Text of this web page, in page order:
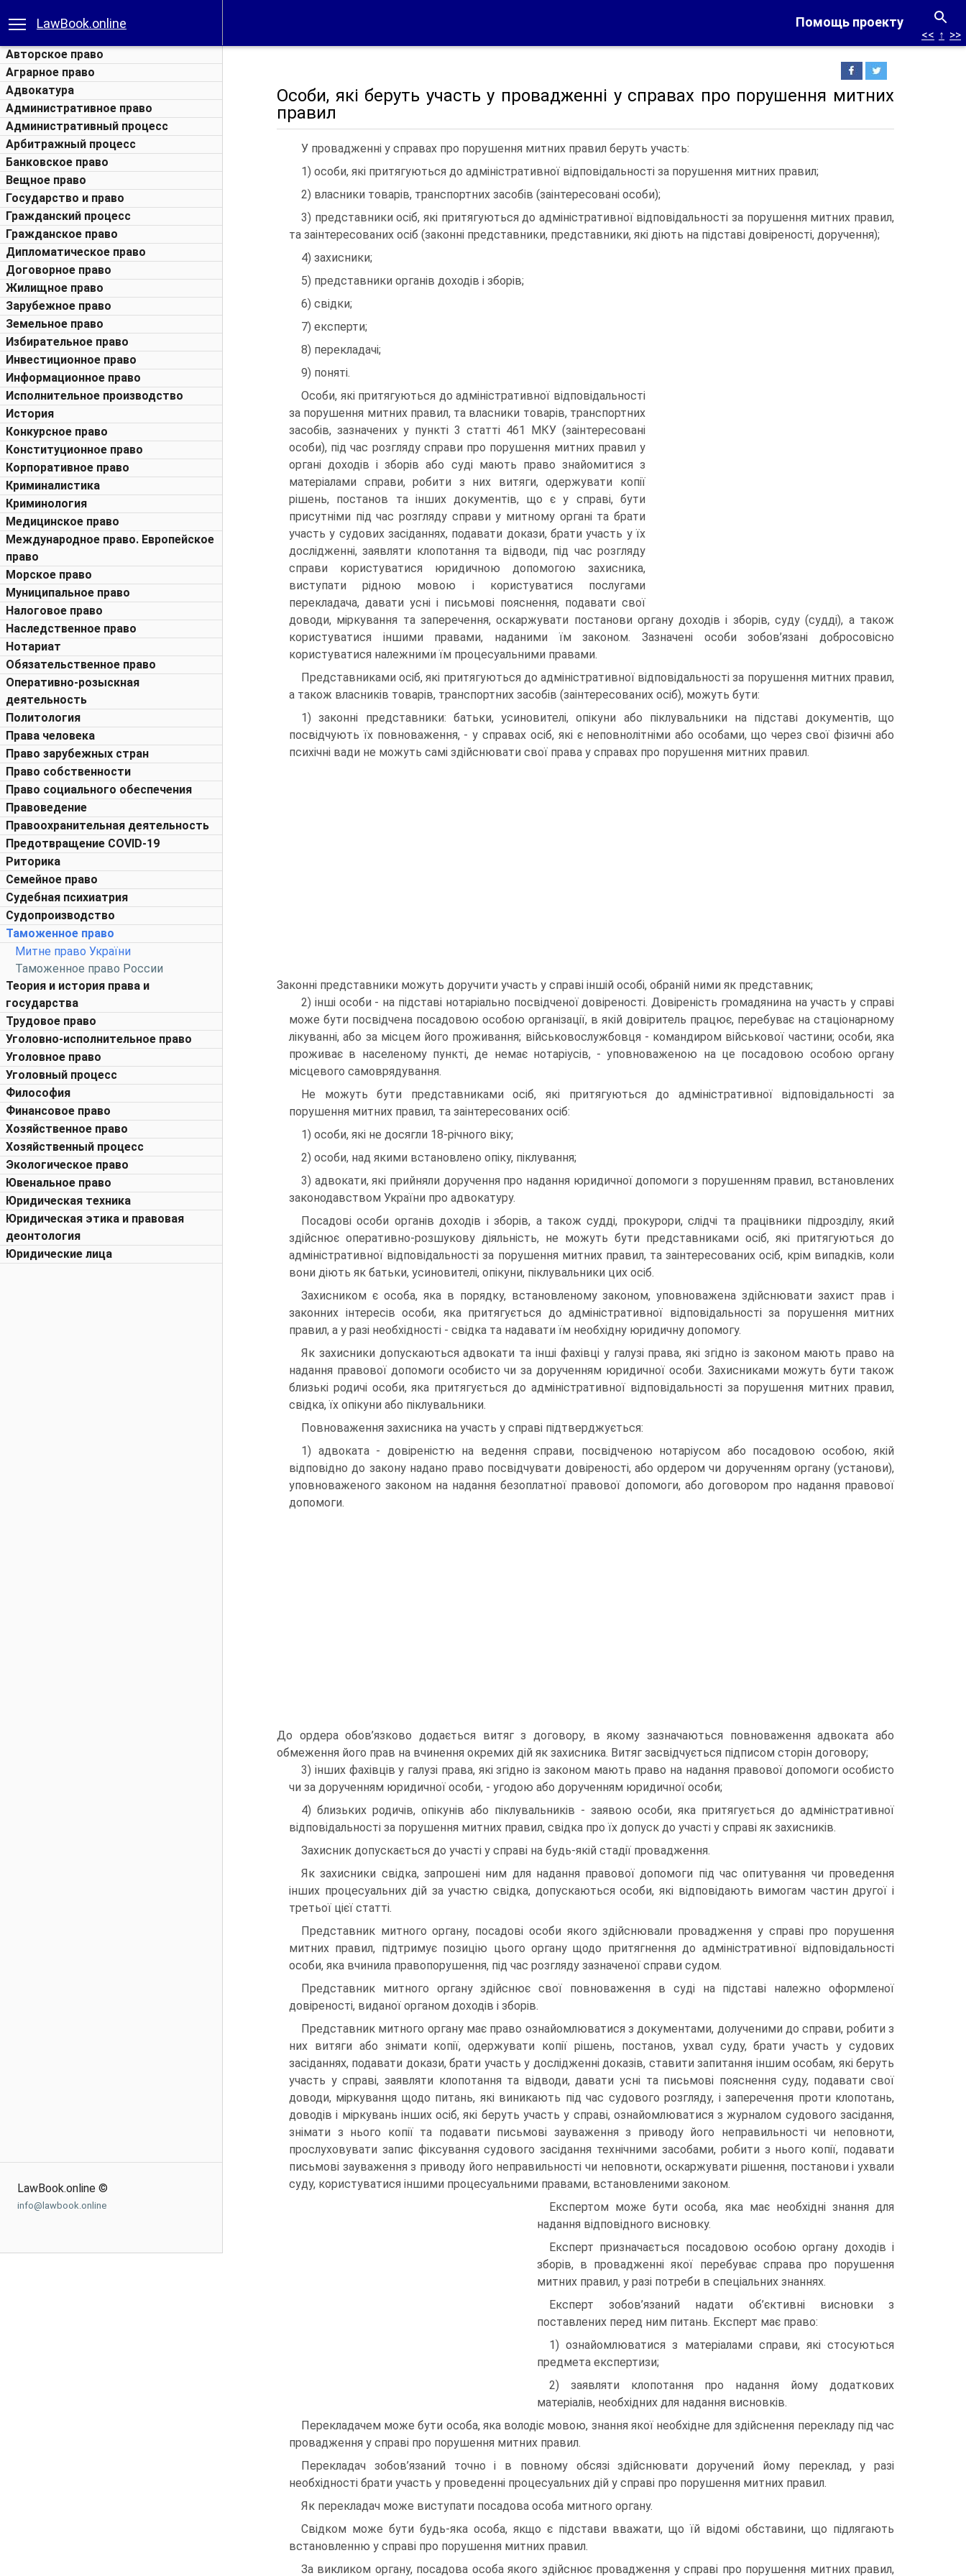
Помощь проекту
LawBook.online
Авторское право
Аграрное право
Адвокатура
Административное право
Административный процесс
Арбитражный процесс
Банковское право
Вещное право
Государство и право
Гражданский процесс
Гражданское право
Дипломатическое право
Договорное право
Жилищное право
Зарубежное право
Земельное право
Избирательное право
Инвестиционное право
Информационное право
Исполнительное производство
История
Конкурсное право
Конституционное право
Корпоративное право
Криминалистика
Криминология
Медицинское право
Международное право. Европейское
право
Морское право
Муниципальное право
Налоговое право
Наследственное право
Нотариат
Обязательственное право
Оперативно-розыскная
деятельность
Политология
Права человека
Право зарубежных стран
Право собственности
Право социального обеспечения
Правоведение
Правоохранительная деятельность
Предотвращение COVID-19
Риторика
Семейное право
Судебная психиатрия
Судопроизводство
Таможенное право
Митне право України
Таможенное право России
Теория и история права и
государства
Трудовое право
Уголовно-исполнительное право
Уголовное право
Уголовный процесс
Философия
Финансовое право
Хозяйственное право
Хозяйственный процесс
Экологическое право
Ювенальное право
Юридическая техника
Юридическая этика и правовая
деонтология
Юридические лица
LawBook.online ©
info@lawbook.online
<< ↑ >>
Особи, які беруть участь у провадженні у справах про порушення митних
правил
У провадженні у справах про порушення митних правил беруть участь:
1) особи, які притягуються до адміністративної відповідальності за порушення митних правил;
2) власники товарів, транспортних засобів (заінтересовані особи);
3) представники осіб, які притягуються до адміністративної відповідальності за порушення митних правил,
та заінтересованих осіб (законні представники, представники, які діють на підставі довіреності, доручення);
4) захисники;
5) представники органів доходів і зборів;
6) свідки;
7) експерти;
8) перекладачі;
9) поняті.
Особи, які притягуються до адміністративної відповідальності
за порушення митних правил, та власники товарів, транспортних
засобів, зазначених у пункті 3 статті 461 МКУ (заінтересовані
особи), під час розгляду справи про порушення митних правил у
органі доходів і зборів або суді мають право знайомитися з
матеріалами справи, робити з них витяги, одержувати копії
рішень, постанов та інших документів, що є у справі, бути
присутніми під час розгляду справи у митному органі та брати
участь у судових засіданнях, подавати докази, брати участь у їх
дослідженні, заявляти клопотання та відводи, під час розгляду
справи користуватися юридичною допомогою захисника,
виступати рідною мовою і користуватися послугами
перекладача, давати усні і письмові пояснення, подавати свої
доводи, міркування та заперечення, оскаржувати постанови органу доходів і зборів, суду (судді), а також
користуватися іншими правами, наданими їм законом. Зазначені особи зобов’язані добросовісно
користуватися належними їм процесуальними правами.
Представниками осіб, які притягуються до адміністративної відповідальності за порушення митних правил,
а також власників товарів, транспортних засобів (заінтересованих осіб), можуть бути:
1) законні представники: батьки, усиновителі, опікуни або піклувальники на підставі документів, що
посвідчують їх повноваження, - у справах осіб, які є неповнолітніми або особами, що через свої фізичні або
психічні вади не можуть самі здійснювати свої права у справах про порушення митних правил.
Законні представники можуть доручити участь у справі іншій особі, обраній ними як представник;
2) інші особи - на підставі нотаріально посвідченої довіреності. Довіреність громадянина на участь у справі
може бути посвідчена посадовою особою організації, в якій довіритель працює, перебуває на стаціонарному
лікуванні, або за місцем його проживання; військовослужбовця - командиром військової частини; особи, яка
проживає в населеному пункті, де немає нотаріусів, - уповноваженою на це посадовою особою органу
місцевого самоврядування.
Не можуть бути представниками осіб, які притягуються до адміністративної відповідальності за
порушення митних правил, та заінтересованих осіб:
1) особи, які не досягли 18-річного віку;
2) особи, над якими встановлено опіку, піклування;
3) адвокати, які прийняли доручення про надання юридичної допомоги з порушенням правил, встановлених
законодавством України про адвокатуру.
Посадові особи органів доходів і зборів, а також судді, прокурори, слідчі та працівники підрозділу, який
здійснює оперативно-розшукову діяльність, не можуть бути представниками осіб, які притягуються до
адміністративної відповідальності за порушення митних правил, та заінтересованих осіб, крім випадків, коли
вони діють як батьки, усиновителі, опікуни, піклувальники цих осіб.
Захисником є особа, яка в порядку, встановленому законом, уповноважена здійснювати захист прав і
законних інтересів особи, яка притягується до адміністративної відповідальності за порушення митних
правил, а у разі необхідності - свідка та надавати їм необхідну юридичну допомогу.
Як захисники допускаються адвокати та інші фахівці у галузі права, які згідно із законом мають право на
надання правової допомоги особисто чи за дорученням юридичної особи. Захисниками можуть бути також
близькі родичі особи, яка притягується до адміністративної відповідальності за порушення митних правил,
свідка, їх опікуни або піклувальники.
Повноваження захисника на участь у справі підтверджується:
1) адвоката - довіреністю на ведення справи, посвідченою нотаріусом або посадовою особою, якій
відповідно до закону надано право посвідчувати довіреності, або ордером чи дорученням органу (установи),
уповноваженого законом на надання безоплатної правової допомоги, або договором про надання правової
допомоги.
До ордера обов’язково додається витяг з договору, в якому зазначаються повноваження адвоката або
обмеження його прав на вчинення окремих дій як захисника. Витяг засвідчується підписом сторін договору;
3) інших фахівців у галузі права, які згідно із законом мають право на надання правової допомоги особисто
чи за дорученням юридичної особи, - угодою або дорученням юридичної особи;
4) близьких родичів, опікунів або піклувальників - заявою особи, яка притягується до адміністративної
відповідальності за порушення митних правил, свідка про їх допуск до участі у справі як захисників.
Захисник допускається до участі у справі на будь-якій стадії провадження.
Як захисники свідка, запрошені ним для надання правової допомоги під час опитування чи проведення
інших процесуальних дій за участю свідка, допускаються особи, які відповідають вимогам частин другої і
третьої цієї статті.
Представник митного органу, посадові особи якого здійснювали провадження у справі про порушення
митних правил, підтримує позицію цього органу щодо притягнення до адміністративної відповідальності
особи, яка вчинила правопорушення, під час розгляду зазначеної справи судом.
Представник митного органу здійснює свої повноваження в суді на підставі належно оформленої
довіреності, виданої органом доходів і зборів.
Представник митного органу має право ознайомлюватися з документами, долученими до справи, робити з
них витяги або знімати копії, одержувати копії рішень, постанов, ухвал суду, брати участь у судових
засіданнях, подавати докази, брати участь у дослідженні доказів, ставити запитання іншим особам, які беруть
участь у справі, заявляти клопотання та відводи, давати усні та письмові пояснення суду, подавати свої
доводи, міркування щодо питань, які виникають під час судового розгляду, і заперечення проти клопотань,
доводів і міркувань інших осіб, які беруть участь у справі, ознайомлюватися з журналом судового засідання,
знімати з нього копії та подавати письмові зауваження з приводу його неправильності чи неповноти,
прослуховувати запис фіксування судового засідання технічними засобами, робити з нього копії, подавати
письмові зауваження з приводу його неправильності чи неповноти, оскаржувати рішення, постанови і ухвали
суду, користуватися іншими процесуальними правами, встановленими законом.
Експертом може бути особа, яка має необхідні знання для
надання відповідного висновку.
Експерт призначається посадовою особою органу доходів і
зборів, в провадженні якої перебуває справа про порушення
митних правил, у разі потреби в спеціальних знаннях.
Експерт зобов’язаний надати об’єктивні висновки з
поставлених перед ним питань. Експерт має право:
1) ознайомлюватися з матеріалами справи, які стосуються
предмета експертизи;
2) заявляти клопотання про надання йому додаткових
матеріалів, необхідних для надання висновків.
Перекладачем може бути особа, яка володіє мовою, знання якої необхідне для здійснення перекладу під час
провадження у справі про порушення митних правил.
Перекладач зобов’язаний точно і в повному обсязі здійснювати доручений йому переклад, у разі
необхідності брати участь у проведенні процесуальних дій у справі про порушення митних правил.
Як перекладач може виступати посадова особа митного органу.
Свідком може бути будь-яка особа, якщо є підстави вважати, що їй відомі обставини, що підлягають
встановленню у справі про порушення митних правил.
За викликом органу, посадова особа якого здійснює провадження у справі про порушення митних правил,